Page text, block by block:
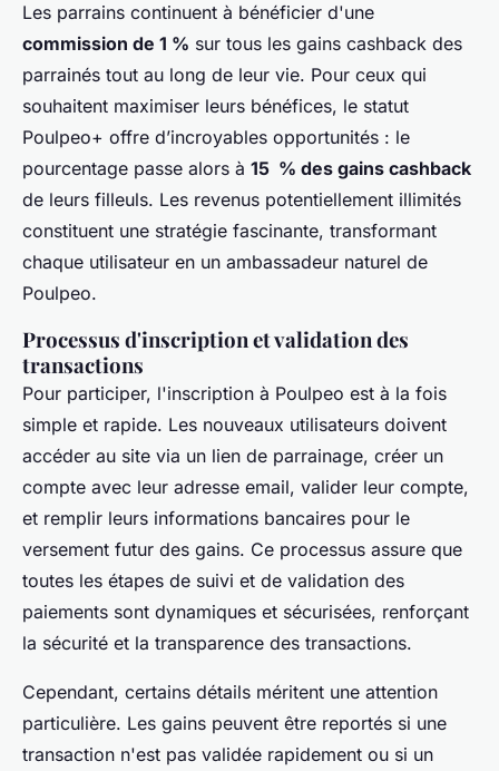
Les parrains continuent à bénéficier d'une
commission de 1 % sur tous les gains cashback des
parrainés tout au long de leur vie. Pour ceux qui
souhaitent maximiser leurs bénéfices, le statut
Poulpeo+ offre d’incroyables opportunités : le
pourcentage passe alors à 15 % des gains cashback
de leurs filleuls. Les revenus potentiellement illimités
constituent une stratégie fascinante, transformant
chaque utilisateur en un ambassadeur naturel de
Poulpeo.
Processus d'inscription et validation des
transactions
Pour participer, l'inscription à Poulpeo est à la fois
simple et rapide. Les nouveaux utilisateurs doivent
accéder au site via un lien de parrainage, créer un
compte avec leur adresse email, valider leur compte,
et remplir leurs informations bancaires pour le
versement futur des gains. Ce processus assure que
toutes les étapes de suivi et de validation des
paiements sont dynamiques et sécurisées, renforçant
la sécurité et la transparence des transactions.
Cependant, certains détails méritent une attention
particulière. Les gains peuvent être reportés si une
transaction n'est pas validée rapidement ou si un